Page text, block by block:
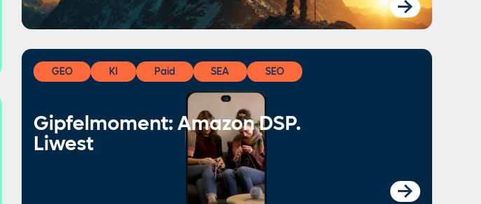
GEO KI Paid SEA SEO
Gipfelmoment: Amazon DSP.
Liwest